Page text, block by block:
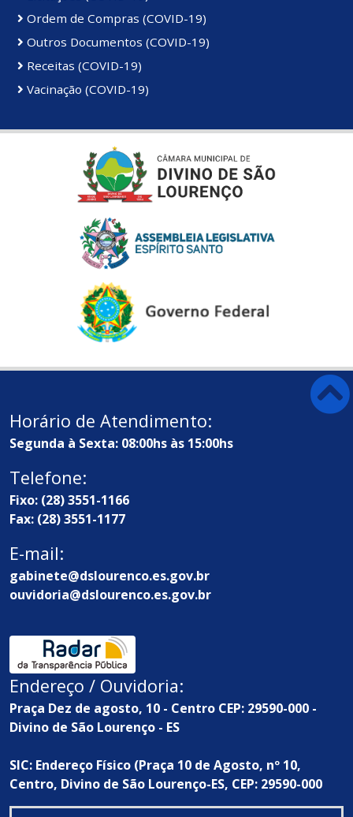
Ordem de Compras (COVID-19)
Outros Documentos (COVID-19)
Receitas (COVID-19)
Vacinação (COVID-19)
Horário de Atendimento:
Segunda à Sexta: 08:00hs às 15:00hs
Telefone:
Fixo: (28) 3551-1166
Fax: (28) 3551-1177
E-mail:
gabinete@dslourenco.es.gov.br
ouvidoria@dslourenco.es.gov.br
Endereço / Ouvidoria:
Praça Dez de agosto, 10 - Centro CEP: 29590-000 -
Divino de São Lourenço - ES
SIC: Endereço Físico (Praça 10 de Agosto, nº 10,
Centro, Divino de São Lourenço-ES, CEP: 29590-000